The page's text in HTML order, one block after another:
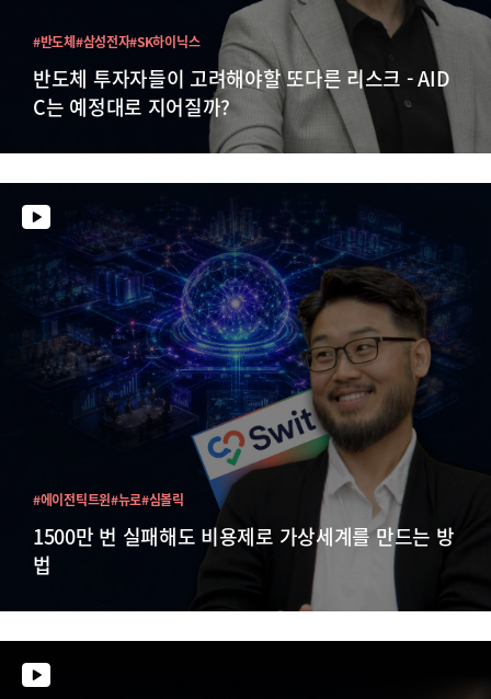
반도체 투자자들이 고려해야할 또다른 리스크 - AID
C는 예정대로 지어질까?
#반도체#삼성전자#SK하이닉스
1500만 번 실패해도 비용제로 가상세계를 만드는 방
법
#에이전틱트윈#뉴로#심볼릭